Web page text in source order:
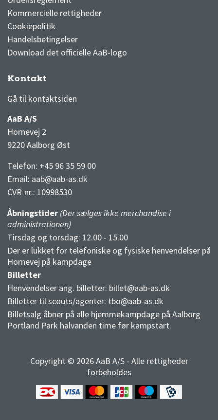
Kommercielle rettigheder
Cookiepolitik
Handelsbetingelser
Download det officielle AaB-logo
Kontakt
Gå til kontaktsiden
AaB A/S
Hornevej 2
9220 Aalborg Øst
Telefon: +45 96 35 59 00
Email: aab@aab-as.dk
CVR-nr.: 10998530
Åbningstider (Der sælges ikke merchandise i
administrationen)
Tirsdag og torsdag: 12.00 - 15.00
Der er lukket for telefoniske og fysiske henvendelser på
Hornevej på kampdage
Billetter
Henvendelser ang. billetter: billet@aab-as.dk
Billetter til scouts/agenter: tbo@aab-as.dk
Billetsalg åbner på alle hjemmekampdage på Aalborg
Portland Park halvanden time før kampstart.
Copyright © 2026 AaB A/S - Alle rettigheder
forbeholdes